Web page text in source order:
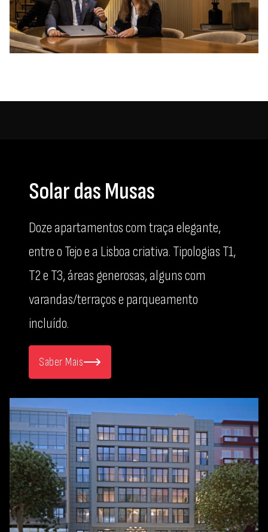
Solar das Musas
Doze apartamentos com traça elegante,
entre o Tejo e a Lisboa criativa. Tipologias T1,
T2 e T3, áreas generosas, alguns com
varandas/terraços e parqueamento
incluído.
Saber Mais